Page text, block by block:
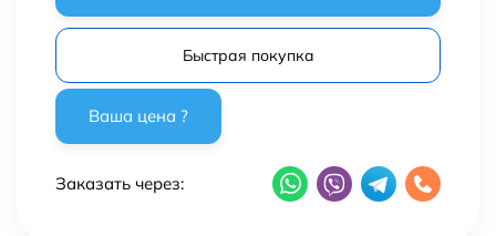
Быстрая покупка
Заказать через: